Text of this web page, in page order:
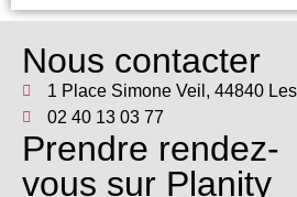
Nous contacter
1 Place Simone Veil, 44840
02 40 13 03 77
Prendre rendez-
vous sur Planity